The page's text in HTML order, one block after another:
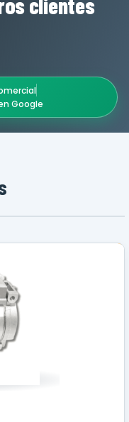
clientes
Google